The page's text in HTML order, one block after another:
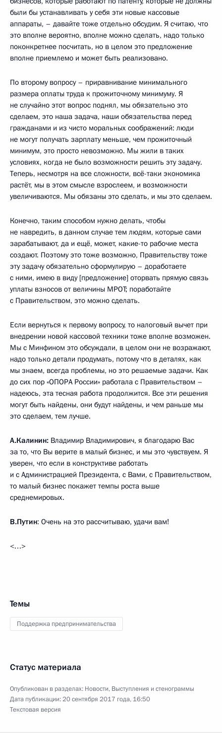
были бы устанавливать у себя эти новые кассовые
аппараты, – давайте тоже отдельно обсудим. Я считаю, что
это вполне вероятно, вполне можно сделать, надо только
поконкретнее посчитать, но в целом это предложение
вполне приемлемо и может быть реализовано.
По второму вопросу – приравнивание минимального
размера оплаты труда к прожиточному минимуму. Я
не случайно этот вопрос поднял, мы обязательно это
сделаем, это наша задача, наши обязательства перед
гражданами и из чисто моральных соображений: люди
не могут получать зарплату меньше, чем прожиточный
минимум, это просто невозможно. Мы жили в таких
условиях, когда не было возможности решить эту задачу.
Теперь, несмотря на все сложности, всё-таки экономика
растёт, мы в этом смысле взрослеем, и возможности
увеличиваются. Мы обязаны это сделать, и мы это сделаем.
Конечно, таким способом нужно делать, чтобы
не навредить, в данном случае тем людям, которые сами
зарабатывают, да и ещё, может, какие-то рабочие места
создают. Поэтому это тоже возможно, Правительству тоже
эту задачу обязательно сформулирую – доработаете
с ними, имею в виду [предложение] оторвать прямую связь
уплаты взносов от величины МРОТ; поработайте
с Правительством, это можно сделать.
Если вернуться к первому вопросу, то налоговый вычет при
внедрении новой кассовой техники тоже вполне возможен.
Мы с Минфином это обсуждали, в целом они не возражают,
надо только детали продумать, потому что в деталях, как
мы знаем, всегда проблемы, но это решаемые задачи. Как
до сих пор «ОПОРА России» работала с Правительством –
надеюсь, эта тесная работа продолжится. Все эти решения
могут быть найдены, они будут найдены, и чем раньше мы
это сделаем, тем лучше.
А.Калинин: Владимир Владимирович, я благодарю Вас
за то, что Вы верите в малый бизнес, и мы это чувствуем. Я
уверен, что если в конструктиве работать
и с Администрацией Президента, с Вами, с Правительством,
то малый бизнес покажет темпы роста выше
среднемировых.
В.Путин: Очень на это рассчитываю, удачи вам!
<…>
Темы
Поддержка предпринимательства
Статус материала
Опубликован в разделах: Новости, Выступления и стенограммы
Дата публикации:20 сентября 2017 года, 16:50
Текстовая версия